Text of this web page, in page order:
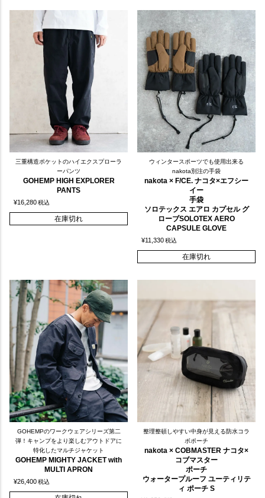
三重構造ポケットのハイエクスプローラ
ーパンツ
GOHEMP HIGH EXPLORER
PANTS
¥16,280税込
在庫切れ
ウィンタースポーツでも使用出来る
nakota別注の手袋
nakota × F/CE. ナコタ×エフシー
イー
手袋
ソロテックス エアロ カプセル グ
ローブSOLOTEX AERO
CAPSULE GLOVE
¥11,330税込
在庫切れ
GOHEMPのワークウェアシリーズ第二
弾！キャンプをより楽しむアウトドアに
特化したマルチジャケット
GOHEMP MIGHTY JACKET with
MULTI APRON
¥26,400税込
整理整頓しやすい中身が見える防水コラ
ボポーチ
nakota × COBMASTER ナコタ×
コブマスター
ポーチ
ウォータープルーフ ユーティリテ
ィ ポーチ S